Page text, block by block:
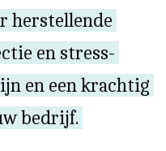
herstellende
en stress-
en een krachtig
bedrijf.